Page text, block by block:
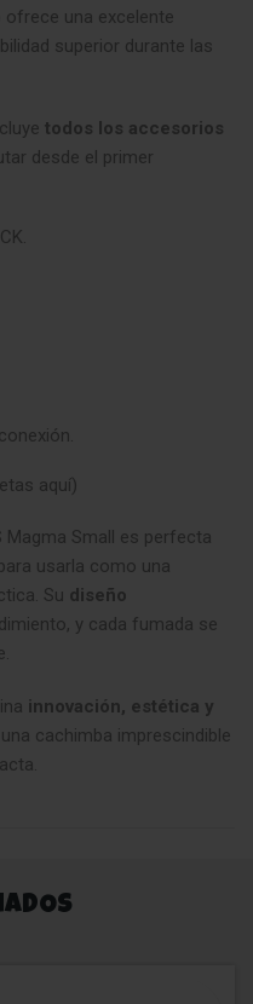
ofrece una excelente
superior durante las
todos los accesorios
desde el primer
aquí)
Magma Small es perfecta
usarla como una
Su diseño
y cada fumada se
innovación, estética y
cachimba imprescindible